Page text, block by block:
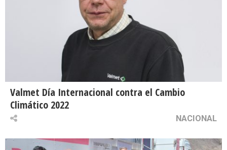
Valmet Día Internacional contra el Cambio
Climático 2022
NACIONAL